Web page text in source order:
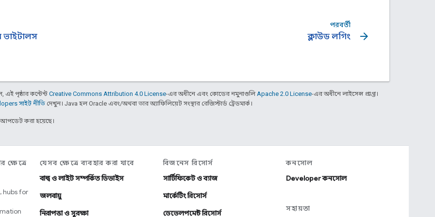
ভাইটালস
পরবর্তী
ক্লাউড লগিং arrow_forward
এই পৃষ্ঠার কন্টেন্টCreative Commons Attribution 4.0 License-এর অধীনে এবং কোডের নমুনাগুলি Apache 2.0 License-এর অধীনে লাইসেন্স প্রাপ্ত।
সাইট নীতি দেখুন। Java হল Oracle এবং/অথবা তার অ্যাফিলিয়েট সংস্থার রেজিস্টার্ড ট্রেডমার্ক।
আপডেট করা হয়েছে।
ক্ষেত্রে
hubs for
যেসব ক্ষেত্রে ব্যবহার করা যাবে
বাল্ব ও লাইট সম্পর্কিত ডিভাইস
জলবায়ু
নিরাপত্তা ও সুরক্ষা
বিজনেস রিসোর্স
সার্টিফিকেট ও ব্যাজ
মার্কেটিং রিসোর্স
ডেভেলপমেন্ট রিসোর্স
কনসোল
Developer কনসোল
সহায়তা